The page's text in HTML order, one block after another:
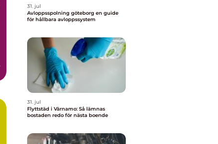
31. jul
Avloppsspolning göteborg en guide
för hållbara avloppssystem
31. jul
Flyttstäd i Värnamo: Så lämnas
bostaden redo för nästa boende